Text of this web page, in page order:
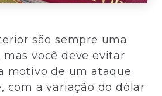
são sempre uma
você deve evitar
motivo de um ataque
com a variação do dólar